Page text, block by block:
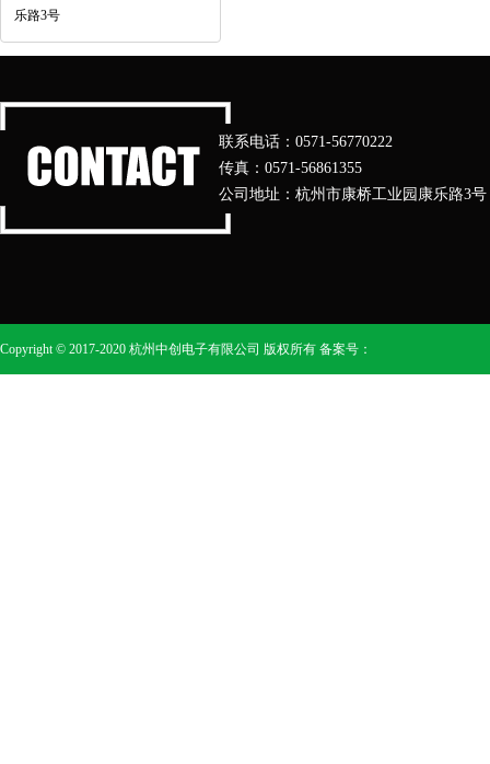
乐路3号
联系电话：0571-56770222
传真：0571-56861355
公司地址：杭州市康桥工业园康乐路3号
Copyright © 2017-2020 杭州中创电子有限公司 版权所有 备案号：